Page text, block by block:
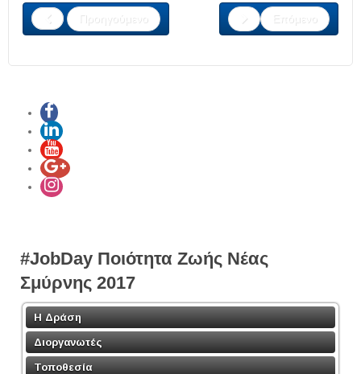
Προηγούμενο
Επόμενο
#JobDay Ποιότητα Ζωής Νέας
Σμύρνης 2017
Η Δράση
Διοργανωτές
Τοποθεσία